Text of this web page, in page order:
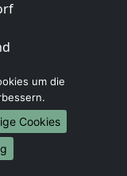
um die
Cookies